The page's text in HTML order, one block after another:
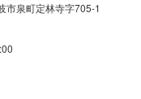
市泉町定林寺字705-1